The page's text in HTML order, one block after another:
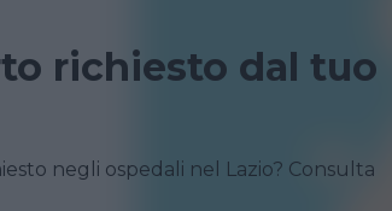
richiesto dal tuo
negli ospedali nel Lazio? Consulta